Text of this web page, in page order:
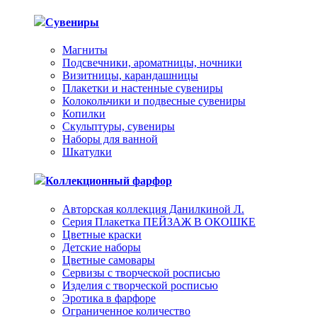
Сувениры
Магниты
Подсвечники, ароматницы, ночники
Визитницы, карандашницы
Плакетки и настенные сувениры
Колокольчики и подвесные сувениры
Копилки
Скульптуры, сувениры
Наборы для ванной
Шкатулки
Коллекционный фарфор
Авторская коллекция Данилкиной Л.
Серия Плакетка ПЕЙЗАЖ В ОКОШКЕ
Цветные краски
Детские наборы
Цветные самовары
Сервизы с творческой росписью
Изделия с творческой росписью
Эротика в фарфоре
Ограниченное количество